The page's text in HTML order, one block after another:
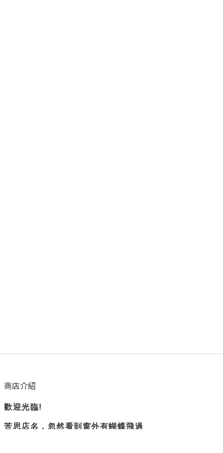
商店介紹
歡迎光臨!
苦思店名，忽然看到窗外有蝴蝶飛過